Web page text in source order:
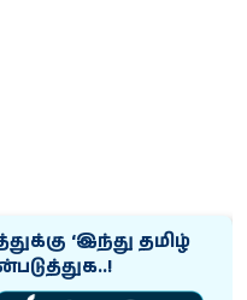
‘இந்து தமிழ்